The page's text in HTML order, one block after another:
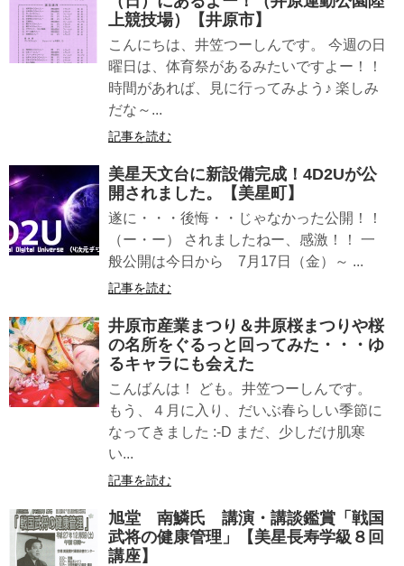
上競技場）【井原市】
こんにちは、井笠つーしんです。 今週の日
曜日は、体育祭があるみたいですよー！！
時間があれば、見に行ってみよう♪ 楽しみ
だな～...
記事を読む
美星天文台に新設備完成！4D2Uが公
開されました。【美星町】
遂に・・・後悔・・じゃなかった公開！！
（ー・ー） されましたねー、感激！！ 一
般公開は今日から 7月17日（金）～ ...
記事を読む
井原市産業まつり＆井原桜まつりや桜
の名所をぐるっと回ってみた・・・ゆ
るキャラにも会えた
こんばんは！ ども。井笠つーしんです。
もう、４月に入り、だいぶ春らしい季節に
なってきました :-D まだ、少しだけ肌寒
い...
記事を読む
旭堂 南鱗氏 講演・講談鑑賞「戦国
武将の健康管理」【美星長寿学級８回
講座】